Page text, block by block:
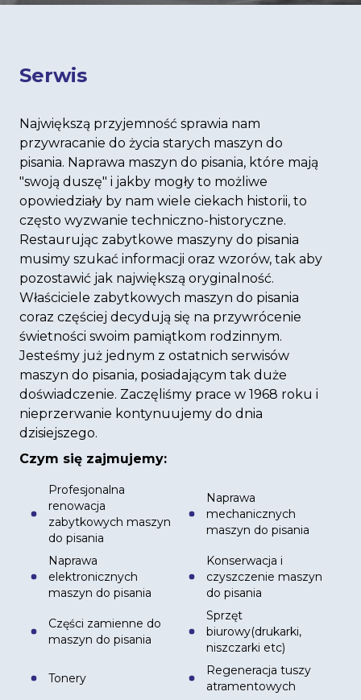
Serwis
Największą przyjemność sprawia nam
przywracanie do życia starych maszyn do
pisania. Naprawa maszyn do pisania, które mają
"swoją duszę" i jakby mogły to możliwe
opowiedziały by nam wiele ciekach historii, to
często wyzwanie techniczno-historyczne.
Restaurując zabytkowe maszyny do pisania
musimy szukać informacji oraz wzorów, tak aby
pozostawić jak największą oryginalność.
Właściciele zabytkowych maszyn do pisania
coraz częściej decydują się na przywrócenie
świetności swoim pamiątkom rodzinnym.
Jesteśmy już jednym z ostatnich serwisów
maszyn do pisania, posiadającym tak duże
doświadczenie. Zaczęliśmy prace w 1968 roku i
nieprzerwanie kontynuujemy do dnia
dzisiejszego.
Czym się zajmujemy:
Profesjonalna
renowacja
zabytkowych maszyn
do pisania
Naprawa
mechanicznych
maszyn do pisania
Naprawa
elektronicznych
maszyn do pisania
Konserwacja i
czyszczenie maszyn
do pisania
Części zamienne do
maszyn do pisania
Sprzęt
biurowy(drukarki,
niszczarki etc)
Tonery
Regeneracja tuszy
atramentowych